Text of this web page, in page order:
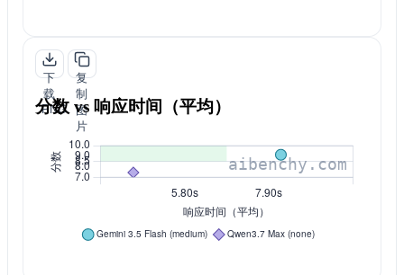
下
载
PNG
复
制
图
片
分数 vs 响应时间（平均）